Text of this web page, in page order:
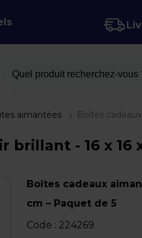
Quel produit recherchez-vous
aimantées Boîtes
- 16 x 16
Boîtes cadeaux
cm – Paquet de 5
Code : 224269